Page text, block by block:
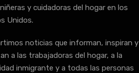
y cuidadoras del hogar en los
Unidos.
noticias que informan, inspiran y
a las trabajadoras del hogar, a la
inmigrante y a todas las personas